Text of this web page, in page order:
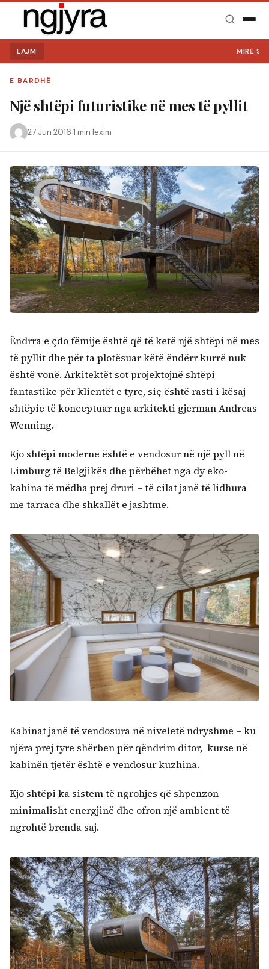
LAJM MIRË SE VINI
E BARDHË
Një shtëpi futuristike në mes të pyllit
27 Jun 2016·1 min lexim
Ëndrra e çdo fëmije është që të ketë një shtëpi në mes
të pyllit dhe për ta plotësuar këtë ëndërr kurrë nuk
është vonë. Arkitektët sot projektojnë shtëpi
fantastike për klientët e tyre, siç është rasti i kësaj
shtëpie të konceptuar nga arkitekti gjerman Andreas
Wenning.
Kjo shtëpi moderne është e vendosur në një pyll në
Limburg të Belgjikës dhe përbëhet nga dy eko-
kabina të mëdha prej druri – të cilat janë të lidhura
me tarraca dhe shkallët e jashtme.
Kabinat janë të vendosura në niveletë ndryshme – ku
njëra prej tyre shërben për qëndrim ditor, kurse në
kabinën tjetër është e vendosur kuzhina.
Kjo shtëpi ka sistem të ngrohjes që shpenzon
minimalisht energjinë dhe ofron një ambient të
ngrohtë brenda saj.